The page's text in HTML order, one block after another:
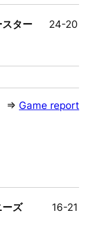
ター 24-20
⇒ Game report
ーズ 16-21